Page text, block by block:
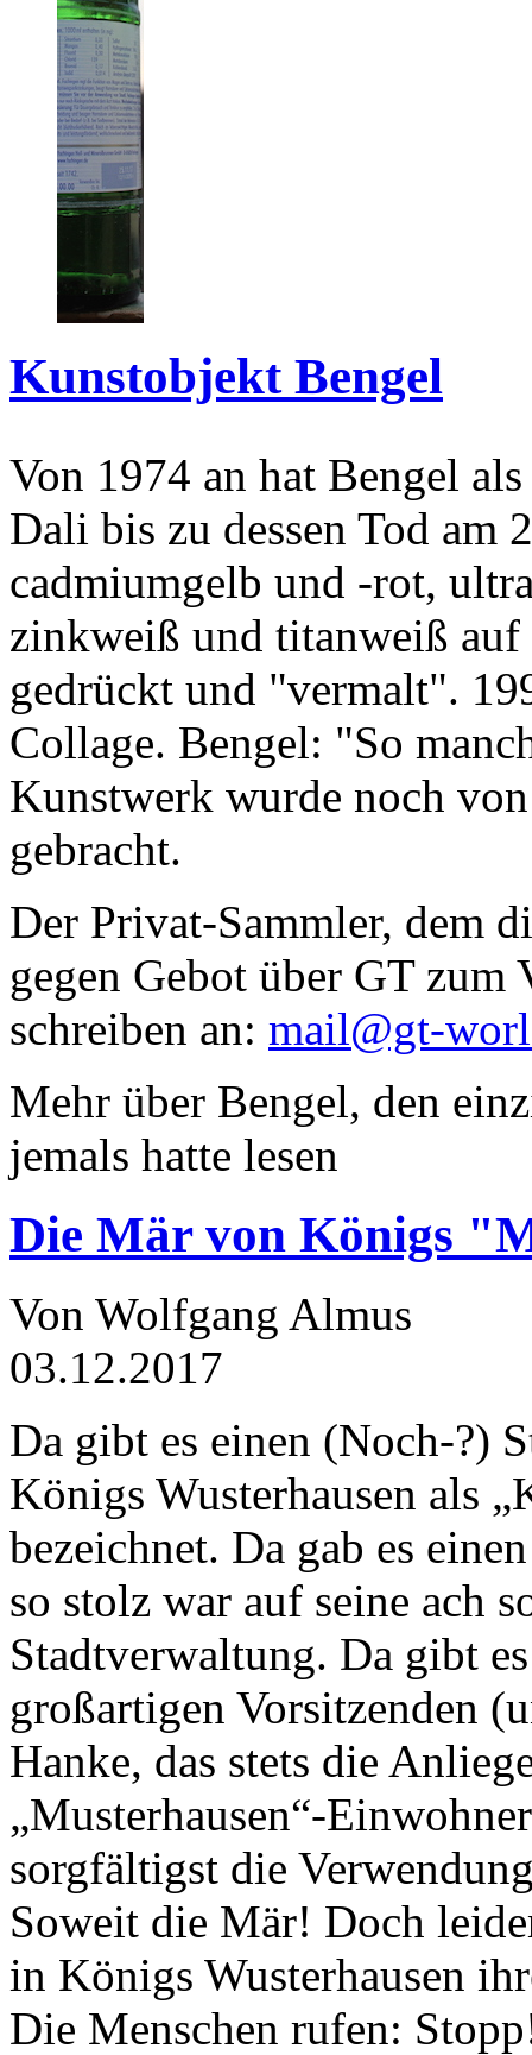
Kunstobjekt Bengel
Von 1974 an hat Bengel
Dali bis zu dessen Tod am
cadmiumgelb und -rot,
zinkweiß und titanweiß
gedrückt und "vermalt".
Collage. Bengel: "So
Kunstwerk wurde noch
gebracht.
Der Privat-Sammler, dem
gegen Gebot über GT zum
schreiben an: mail@gt-
Mehr über Bengel, den
jemals hatte lesen
Die Mär von Königs
Von Wolfgang Almus
03.12.2017
Da gibt es einen (Noch-?)
Königs Wusterhausen als
bezeichnet. Da gab es
so stolz war auf seine ach
Stadtverwaltung. Da gibt
großartigen Vorsitzenden
Hanke, das stets die
„Musterhausen“-
sorgfältigst die
Soweit die Mär! Doch
in Königs Wusterhausen
Die Menschen rufen: